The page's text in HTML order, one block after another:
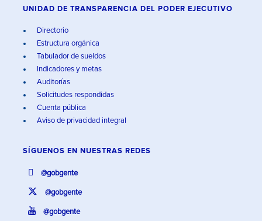
UNIDAD DE TRANSPARENCIA DEL PODER EJECUTIVO
Directorio
Estructura orgánica
Tabulador de sueldos
Indicadores y metas
Auditorías
Solicitudes respondidas
Cuenta pública
Aviso de privacidad integral
SÍGUENOS EN NUESTRAS REDES
@gobgente
@gobgente
@gobgente